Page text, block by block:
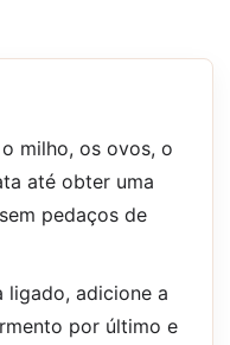
milho, os ovos, o
até obter uma
pedaços de
ligado, adicione a
por último e